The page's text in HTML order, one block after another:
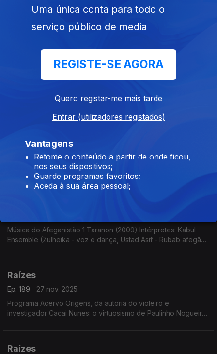
'Acordeão da Roménia' Taraf Ionica Minune - Concerto de
02 dez. 2025
Ep. 191
29 nov. 2025
Música do Afeganistão 2 Pure and True Rubab ( 2006)
Intérprete - Quraishi
Música do Afeganistão 1 Taranon (2009) Intérpretes: Kabul
Ensemble (Zulheika - voz e dança, Ustad Asif - Rubab afegão,
Raízes
Ep. 189
27 nov. 2025
Programa Acervo Origens, da autoria do violeiro e
investigador Cacai Nunes: o virtuosismo de Paulinho Nogueira,
Raízes
Uma única conta para todo o
serviço público de media
REGISTE-SE AGORA
Quero registar-me mais tarde
Entrar (utilizadores registados)
Vantagens
Retome o conteúdo a partir de onde ficou,
nos seus dispositivos;
Guarde programas favoritos;
Aceda à sua área pessoal;